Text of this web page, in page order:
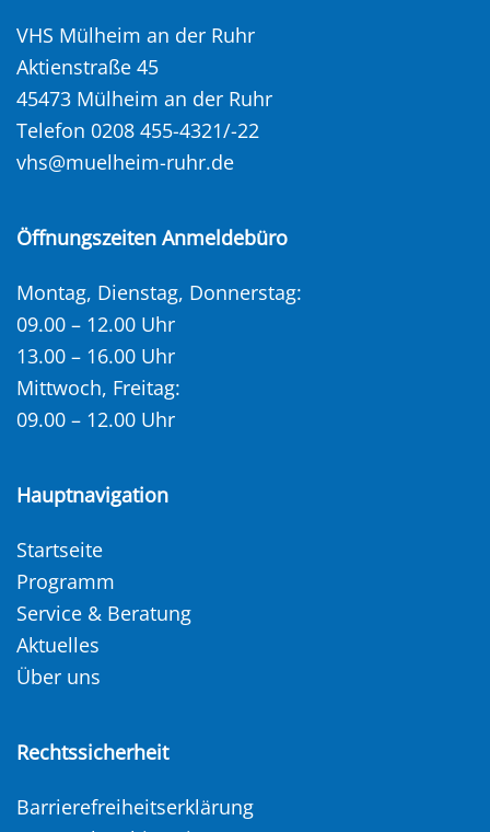
VHS Mülheim an der Ruhr
Aktienstraße 45
45473 Mülheim an der Ruhr
Telefon 0208 455-4321/-22
vhs@muelheim-ruhr.de
Öffnungszeiten Anmeldebüro
Montag, Dienstag, Donnerstag:
09.00 – 12.00 Uhr
13.00 – 16.00 Uhr
Mittwoch, Freitag:
09.00 – 12.00 Uhr
Hauptnavigation
Startseite
Programm
Service & Beratung
Aktuelles
Über uns
Rechtssicherheit
Barrierefreiheitserklärung